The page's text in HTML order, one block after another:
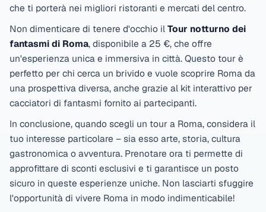
che ti porterà nei migliori ristoranti e mercati del centro.
Non dimenticare di tenere d'occhio ilTour notturno dei
fantasmi di Roma, disponibile a 25 €, che offre
un'esperienza unica e immersiva in città. Questo tour è
perfetto per chi cerca un brivido e vuole scoprire Roma da
una prospettiva diversa, anche grazie al kit interattivo per
cacciatori di fantasmi fornito ai partecipanti.
In conclusione, quando scegli un tour a Roma, considera il
tuo interesse particolare – sia esso arte, storia, cultura
gastronomica o avventura. Prenotare ora ti permette di
approfittare di sconti esclusivi e ti garantisce un posto
sicuro in queste esperienze uniche. Non lasciarti sfuggire
l'opportunità di vivere Roma in modo indimenticabile!